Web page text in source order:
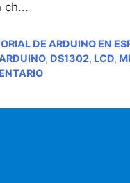
ch...
DE ARDUINO EN
, DS1302, LCD,